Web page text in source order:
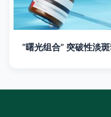
“曙光组合” 突破性淡